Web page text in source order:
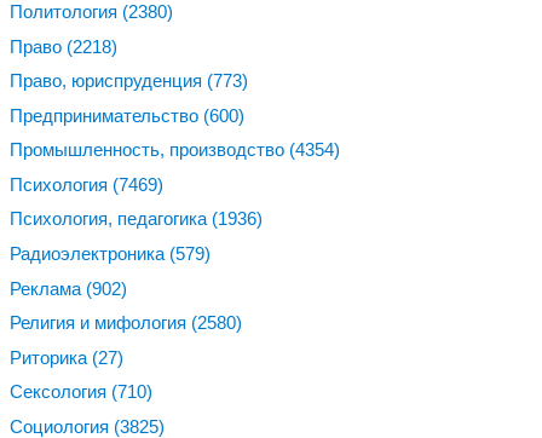
Политология (2380)
Право (2218)
Право, юриспруденция (773)
Предпринимательство (600)
Промышленность, производство (4354)
Психология (7469)
Психология, педагогика (1936)
Радиоэлектроника (579)
Реклама (902)
Религия и мифология (2580)
Риторика (27)
Сексология (710)
Социология (3825)